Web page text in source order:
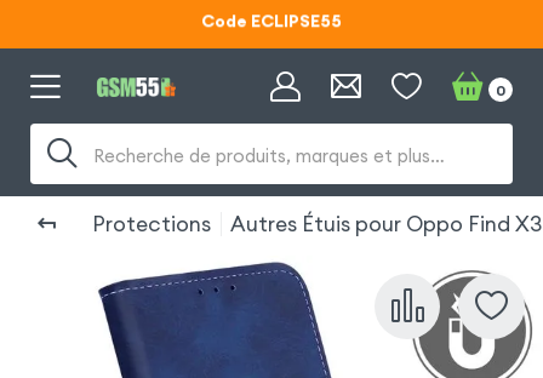
Lunettes d'éclipse OFFERTES
Code ECLIPSE55
Recherche de produits, marques et plus…
0
Protections Autres Étuis pour Oppo Find